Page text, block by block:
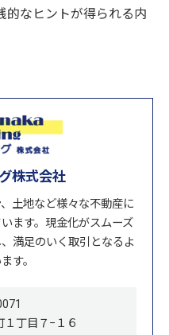
的なヒントが得られる内
株式会社
土地など様々な不動産に
ます。現金化がスムーズ
満足のいく取引となるよ
す。
１丁目７−１６